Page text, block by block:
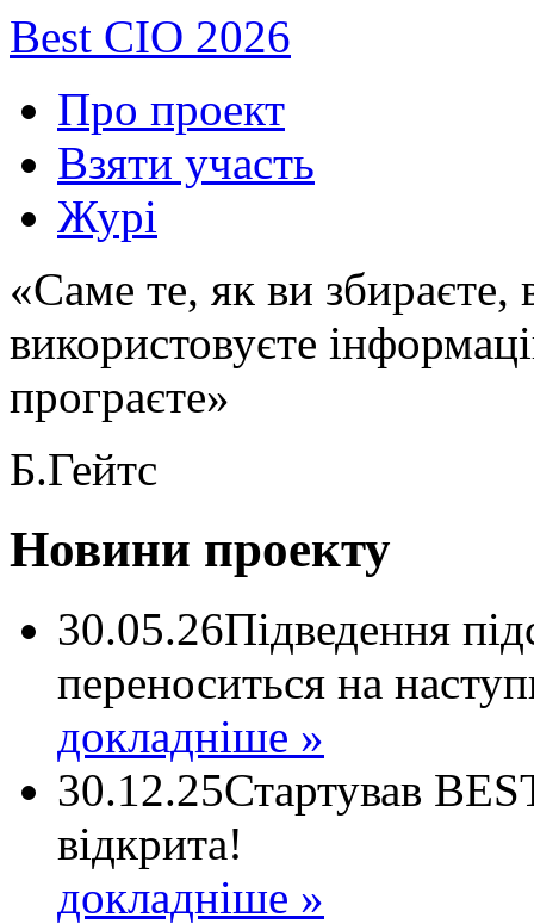
Best CIO 2026
Про проект
Взяти участь
Журі
«Саме те, як ви збираєте,
використовуєте
програєте»
Б.Гейтс
Новини проекту
30.05.26Підведення
переноситься на
докладніше »
30.12.25Стартував
відкрита!
докладніше »